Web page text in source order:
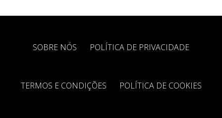
SOBRE NÓS POLÍTICA DE PRIVACIDADE
TERMOS E CONDIÇÕES POLÍTICA DE COOKIES